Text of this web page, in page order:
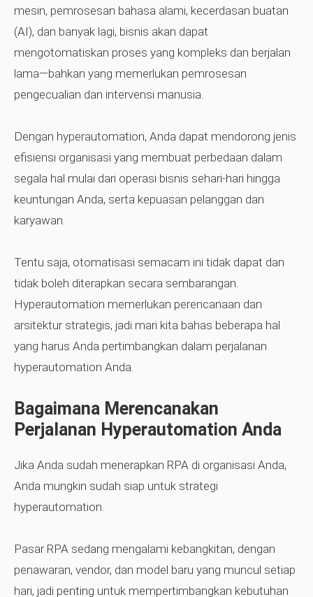
mesin, pemrosesan bahasa alami, kecerdasan buatan
(AI), dan banyak lagi, bisnis akan dapat
mengotomatiskan proses yang kompleks dan berjalan
lama—bahkan yang memerlukan pemrosesan
pengecualian dan intervensi manusia.
Dengan hyperautomation, Anda dapat mendorong jenis
efisiensi organisasi yang membuat perbedaan dalam
segala hal mulai dari operasi bisnis sehari-hari hingga
keuntungan Anda, serta kepuasan pelanggan dan
karyawan.
Tentu saja, otomatisasi semacam ini tidak dapat dan
tidak boleh diterapkan secara sembarangan.
Hyperautomation memerlukan perencanaan dan
arsitektur strategis, jadi mari kita bahas beberapa hal
yang harus Anda pertimbangkan dalam perjalanan
hyperautomation Anda.
Bagaimana Merencanakan
Perjalanan Hyperautomation Anda
Jika Anda sudah menerapkan RPA di organisasi Anda,
Anda mungkin sudah siap untuk strategi
hyperautomation.
Pasar RPA sedang mengalami kebangkitan, dengan
penawaran, vendor, dan model baru yang muncul setiap
hari, jadi penting untuk mempertimbangkan kebutuhan